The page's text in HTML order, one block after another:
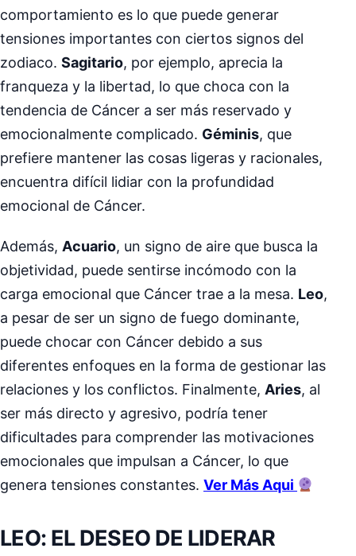
comportamiento es lo que puede generar
tensiones importantes con ciertos signos del
zodiaco. Sagitario, por ejemplo, aprecia la
franqueza y la libertad, lo que choca con la
tendencia de Cáncer a ser más reservado y
emocionalmente complicado. Géminis, que
prefiere mantener las cosas ligeras y racionales,
encuentra difícil lidiar con la profundidad
emocional de Cáncer.
Además, Acuario, un signo de aire que busca la
objetividad, puede sentirse incómodo con la
carga emocional que Cáncer trae a la mesa. Leo,
a pesar de ser un signo de fuego dominante,
puede chocar con Cáncer debido a sus
diferentes enfoques en la forma de gestionar las
relaciones y los conflictos. Finalmente, Aries, al
ser más directo y agresivo, podría tener
dificultades para comprender las motivaciones
emocionales que impulsan a Cáncer, lo que
genera tensiones constantes. Ver Más Aqui
LEO: EL DESEO DE LIDERAR